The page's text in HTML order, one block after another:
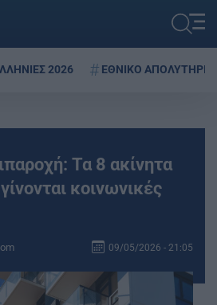
2026 ΕΘΝΙΚΟ ΑΠΟΛΥΤΗΡΙΟ
Τα 8 ακίνητα
κοινωνικές
09/05/2026 - 21:05